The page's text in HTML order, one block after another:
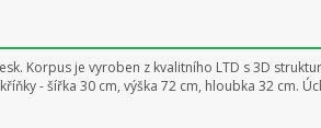
Korpus je vyroben z kvalitního LTD s 3D
- šířka 30 cm, výška 72 cm, hloubka 32 cm.